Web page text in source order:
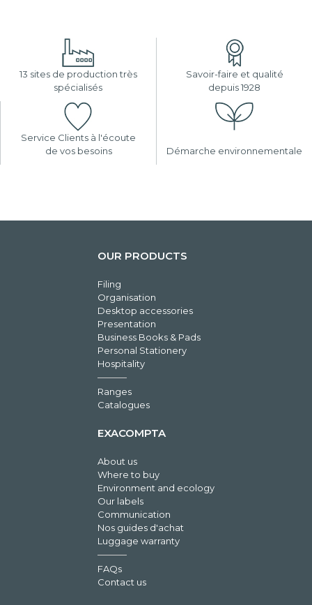
13 sites de production très
spécialisés
Savoir-faire et qualité
depuis 1928
Service Clients à l'écoute
de vos besoins
Démarche environnementale
OUR PRODUCTS
Filing
Organisation
Desktop accessories
Presentation
Business Books & Pads
Personal Stationery
Hospitality
Ranges
Catalogues
EXACOMPTA
About us
Where to buy
Environment and ecology
Our labels
Communication
Nos guides d'achat
Luggage warranty
FAQs
Contact us